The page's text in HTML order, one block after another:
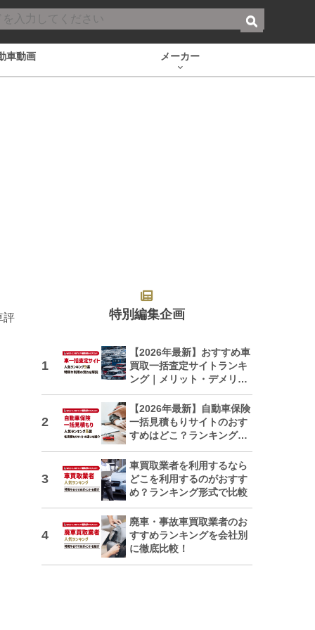
車動画 メーカー
評 特別編集企画
【2026年最新】おすすめ車
買取一括査定サイトランキ
ング｜メリット・デメリッ
トも解説
【2026年最新】自動車保険
一括見積もりサイトのおす
すめはどこ？ランキングで
車買取業者を利用するなら
どこを利用するのがおすす
め？ランキング形式で比較
廃車・事故車買取業者のお
すすめランキングを会社別
に徹底比較！